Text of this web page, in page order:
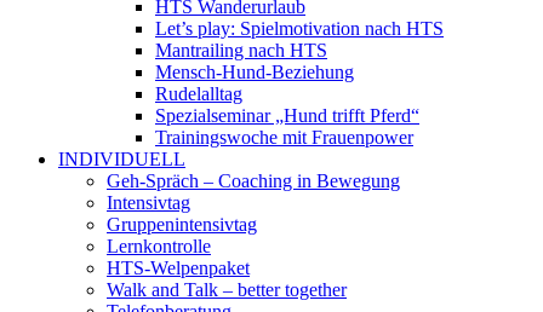
HTS Wanderurlaub
Let’s play: Spielmotivation nach HTS
Mantrailing nach HTS
Mensch-Hund-Beziehung
Rudelalltag
Spezialseminar „Hund trifft Pferd“
Trainingswoche mit Frauenpower
INDIVIDUELL
Geh-Spräch – Coaching in Bewegung
Intensivtag
Gruppenintensivtag
Lernkontrolle
HTS-Welpenpaket
Walk and Talk – better together